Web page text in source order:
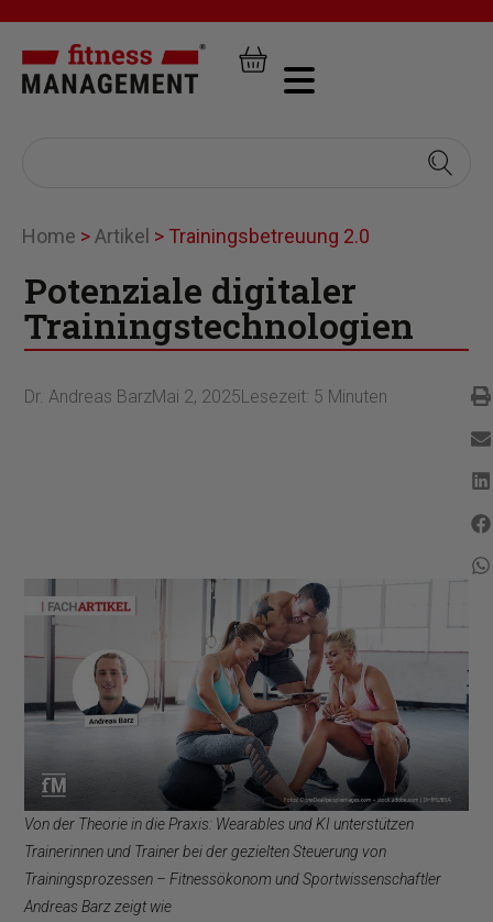
Home >Artikel > Trainingsbetreuung 2.0
Potenziale digitaler
Trainingstechnologien
Dr. Andreas BarzMai 2, 2025Lesezeit: 5 Minuten
Von der Theorie in die Praxis: Wearables und KI unterstützen
Trainerinnen und Trainer bei der gezielten Steuerung von
Trainingsprozessen – Fitnessökonom und Sportwissenschaftler
Andreas Barz zeigt wie